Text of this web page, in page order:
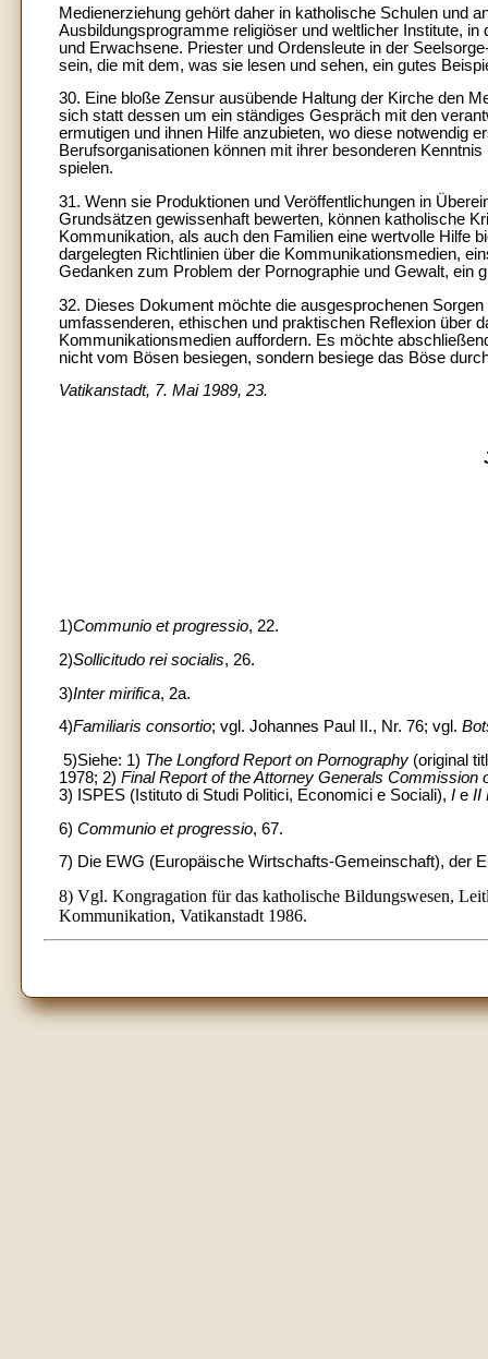
Medienerziehung gehört daher in katholische Schulen und
Ausbildungsprogramme religiöser und weltlicher Institute,
und Erwachsene. Priester und Ordensleute in der
sein, die mit dem, was sie lesen und sehen, ein gutes
30. Eine bloße Zensur ausübende Haltung der Kirche den
sich statt dessen um ein ständiges Gespräch mit den
ermutigen und ihnen Hilfe anzubieten, wo diese notwendig
Berufsorganisationen können mit ihrer besonderen
spielen.
31. Wenn sie Produktionen und Veröffentlichungen in
Grundsätzen gewissenhaft bewerten, können katholische
Kommunikation, als auch den Familien eine wertvolle Hilfe
dargelegten Richtlinien über die Kommunikationsmedien,
Gedanken zum Problem der Pornographie und Gewalt,
32. Dieses Dokument möchte die ausgesprochenen
umfassenderen, ethischen und praktischen Reflexion über
Kommunikationsmedien auffordern. Es möchte
nicht vom Bösen besiegen, sondern besiege das Böse
Vatikanstadt, 7. Mai 1989, 23.
1)Communio et progressio, 22.
2)Sollicitudo rei socialis, 26.
3)Inter mirifica, 2a.
4)Familiaris consortio; vgl. Johannes Paul II., Nr. 76; vgl.
5)Siehe: 1) The Longford Report on Pornography (original
1978; 2) Final Report of the Attorney Generals Commission
3) ISPES (Istituto di Studi Politici, Economici e Sociali), I e II
6) Communio et progressio, 67.
7) Die EWG (Europäische Wirtschafts-Gemeinschaft), der
8) Vgl. Kongragation für das katholische Bildungswesen,
Kommunikation, Vatikanstadt 1986.